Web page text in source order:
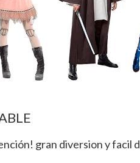
gran diversion y facil